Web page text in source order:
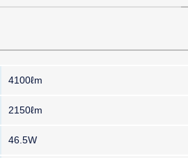
4100ℓm
2150ℓm
46.5W